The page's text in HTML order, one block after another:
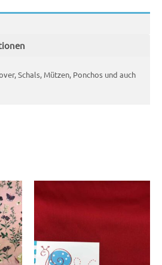
Schals, Mützen, Ponchos und auch